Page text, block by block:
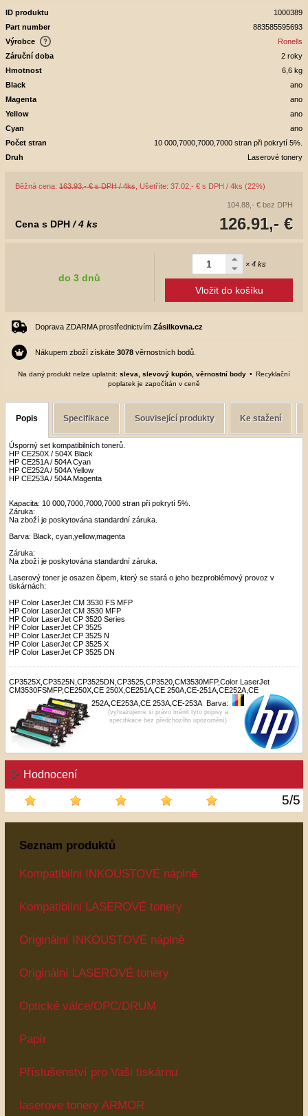
Hodnocení
5/5
ID produktu
1000389
Part number
883585595693
Výrobce
Ronells
Záruční doba
2 roky
Hmotnost
6,6 kg
Black
ano
Magenta
ano
Yellow
ano
Cyan
ano
Počet stran
10 000,7000,7000,7000 stran při pokrytí 5%.
Druh
Laserové tonery
Běžná cena: 163.93,- € s DPH / 4ks , Ušetříte: 37.02,- € s DPH / 4ks (22%)
104.88,- € bez DPH
126.91,- €
Cena s DPH/ 4 ks
do 3 dnů
× 4 ks
Vložit do košíku
Doprava ZDARMA prostřednictvím Zásilkovna.cz
Nákupem zboží získáte 3078 věrnostních bodů.
Na daný produkt nelze uplatnit: sleva, slevový kupón, věrnostní body
Recyklační
poplatek je započítán v ceně
Popis Specifikace Související produkty Ke stažení
Úsporný set kompatibilních tonerů.
HP CE250X / 504X Black
HP CE251A / 504A Cyan
HP CE252A / 504A Yellow
HP CE253A / 504A Magenta
Kapacita: 10 000,7000,7000,7000 stran při pokrytí 5%.
Záruka:
Na zboží je poskytována standardní záruka.
Barva: Black, cyan,yellow,magenta
Záruka:
Na zboží je poskytována standardní záruka.
Laserový toner je osazen čipem, který se stará o jeho bezproblémový provoz v
tiskárnách:
HP Color LaserJet CM 3530 FS MFP
HP Color LaserJet CM 3530 MFP
HP Color LaserJet CP 3520 Series
HP Color LaserJet CP 3525
HP Color LaserJet CP 3525 N
HP Color LaserJet CP 3525 X
HP Color LaserJet CP 3525 DN
CP3525X,CP3525N,CP3525DN,CP3525,CP3520,CM3530MFP,Color LaserJet
CM3530FSMFP,CE250X,CE 250X,CE251A,CE 250A,CE-251A,CE252A,CE
252A,CE253A,CE 253A,CE-253A
Barva:
(vyhrazujeme si právo měnit tyto popisy a
specifikace bez předchozího upozornění)
Seznam produktů
Kompatibilni INKOUSTOVÉ náplně
Kompatibilni LASEROVÉ tonery
Originální INKOUSTOVÉ náplně
Originální LASEROVÉ tonery
Optické válce/OPC/DRUM
Papír
Příslušenství pro Vaši tiskárnu
laserove tonery ARMOR